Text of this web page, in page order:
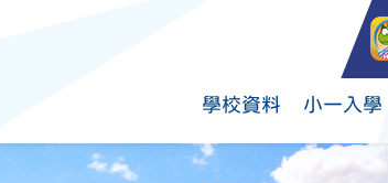
學校資料 小一入學